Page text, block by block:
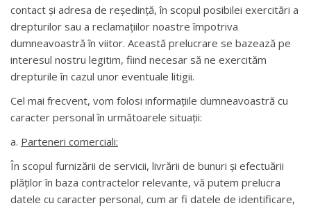
contact și adresa de reședință, în scopul posibilei exercitări a
drepturilor sau a reclamațiilor noastre împotriva
dumneavoastră în viitor. Această prelucrare se bazează pe
interesul nostru legitim, fiind necesar să ne exercităm
drepturile în cazul unor eventuale litigii.
Cel mai frecvent, vom folosi informațiile dumneavoastră cu
caracter personal în următoarele situații:
a. Parteneri comerciali:
În scopul furnizării de servicii, livrării de bunuri și efectuării
plăților în baza contractelor relevante, vă putem prelucra
datele cu caracter personal, cum ar fi datele de identificare,